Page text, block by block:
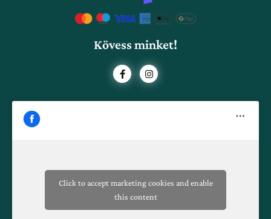
Kövess minket!
F
a
c
I
n
s
Click to accept marketing cookies and enable
this content